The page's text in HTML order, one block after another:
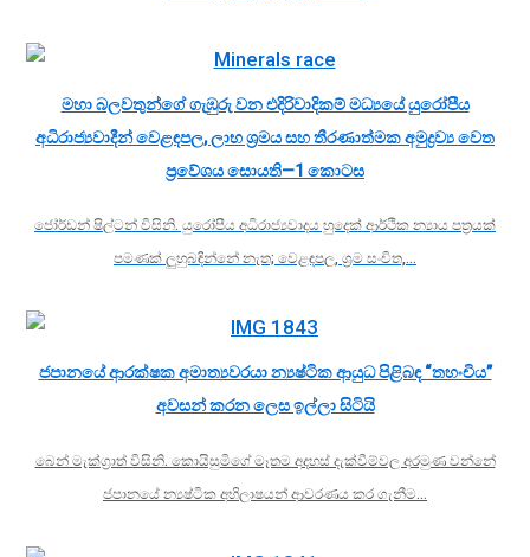
මහා බලවතුන්ගේ ගැඹුරු වන එදිරිවාදිකම් මධ්‍යයේ යුරෝපීය
අධිරාජ්‍යවාදීන් වෙළඳපල, ලාභ ශ්‍රමය සහ තීරණාත්මක අමුද්‍රව්‍ය වෙත
ප්‍රවේශය සොයති—1 කොටස
ජෝර්ඩන් ෂිල්ටන් විසිනි. යුරෝපීය අධිරාජ්‍යවාදය හුදෙක් ආර්ථික න්‍යාය පත්‍රයක්
පමණක් ලුහුබඳින්නේ නැත; වෙළඳපල, ශ්‍රම සංචිත,…
ජපානයේ ආරක්ෂක අමාත්‍යවරයා න්‍යෂ්ටික ආයුධ පිළිබඳ “තහංචිය”
අවසන් කරන ලෙස ඉල්ලා සිටියි
බෙන් මැක්ග්‍රාත් විසිනි. කොයිසුමිගේ මෑතම අදහස් දැක්වීම්වල අරමුණ වන්නේ
ජපානයේ න්‍යෂ්ටික අභිලාෂයන් ආවරණය කර ගැනීම…